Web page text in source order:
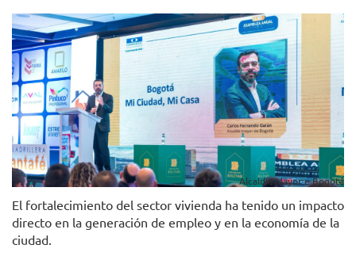
Alcaldía Mayor e Bogotá
El fortalecimiento del sector vivienda ha tenido un impacto
directo en la generación de empleo y en la economía de la
ciudad.